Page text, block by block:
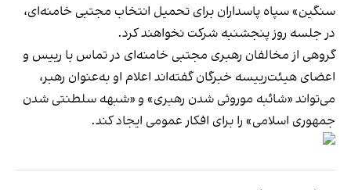
سنگین» سپاه پاسداران برای تحمیل انتخاب مجتبی خامنه‌ای،
در جلسه روز پنجشنبه شرکت نخواهند کرد.
گروهی از مخالفان رهبری مجتبی خامنه‌ای در تماس با رییس و
اعضای هیئت‌رییسه خبرگان گفته‌اند اعلام او به‌عنوان رهبر،
می‌تواند «شائبه موروثی شدن رهبری» و «شبهه سلطنتی شدن
جمهوری اسلامی» را برای افکار عمومی ایجاد کند.